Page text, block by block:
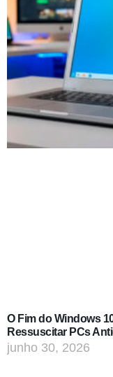
O Fim do Windows
Ressuscitar PCs
junho 30, 2026